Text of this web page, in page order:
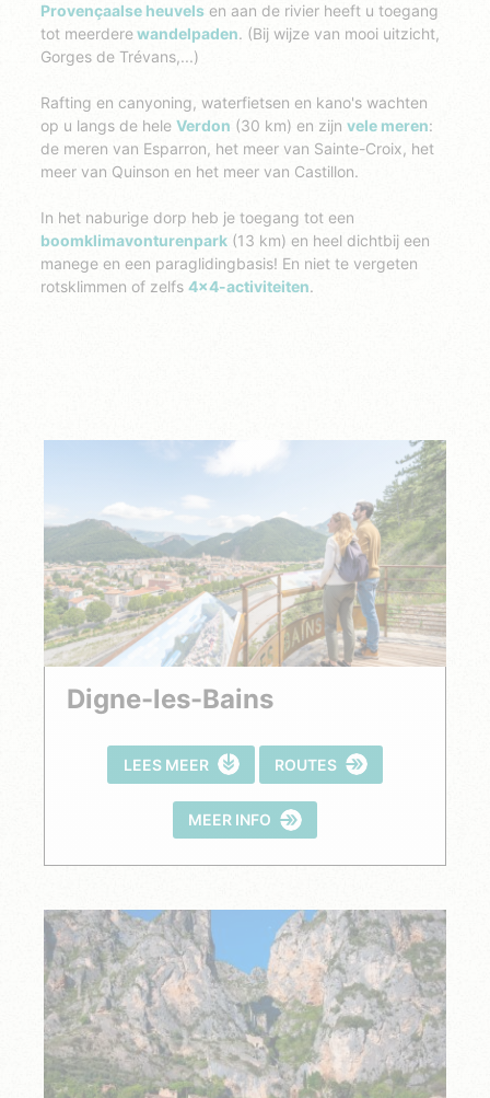
Provençaalse heuvels en aan de rivier heeft u toegang
tot meerderewandelpaden. (Bij wijze van mooi uitzicht,
Gorges de Trévans,...)
Rafting en canyoning, waterfietsen en kano's wachten
op u langs de heleVerdon (30 km) en zijnvele meren:
de meren van Esparron, het meer van Sainte-Croix, het
meer van Quinson en het meer van Castillon.
In het naburige dorp heb je toegang tot een
boomklimavonturenpark (13 km) en heel dichtbij een
manege en een paraglidingbasis! En niet te vergeten
rotsklimmen of zelfs4x4-activiteiten.
Digne-les-Bains
LEES MEER ROUTES
MEER INFO